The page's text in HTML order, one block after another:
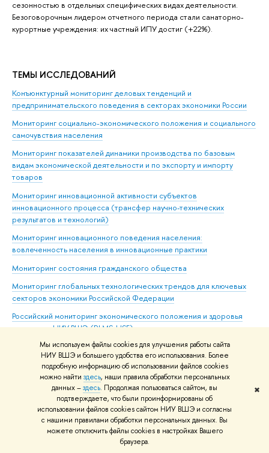
Мы используем файлы cookies для улучшения работы сайта
НИУ ВШЭ и большего удобства его использования. Более
подробную информацию об использовании файлов cookies
можно найти здесь, наши правила обработки персональных
данных –здесь. Продолжая пользоваться сайтом, вы
подтверждаете, что были проинформированы об
использовании файлов cookies сайтом НИУ ВШЭ и согласны
с нашими правилами обработки персональных данных. Вы
можете отключить файлы cookies в настройках Вашего
браузера.
✖
сезонностью в отдельных специфических видах деятельности.
Безоговорочным лидером отчетного периода стали санаторно-
курортные учреждения: их частный ИПУ достиг (+22%).
ТЕМЫ ИССЛЕДОВАНИЙ
Конъюнктурный мониторинг деловых тенденций и
предпринимательского поведения в секторах экономики России
Мониторинг социально-экономического положения и социального
самочувствия населения
Мониторинг показателей динамики производства по базовым
видам экономической деятельности и по экспорту и импорту
товаров
Мониторинг инновационной активности субъектов
инновационного процесса (трансфер научно-технических
результатов и технологий)
Мониторинг инновационного поведения населения:
вовлеченность населения в инновационные практики
Мониторинг состояния гражданского общества
Мониторинг глобальных технологических трендов для ключевых
секторов экономики Российской Федерации
Российский мониторинг экономического положения и здоровья
населения НИУ ВШЭ (RLMS-HSE)
Мониторинг научных кадров высшей квалификации: международная
мобильность и научная продуктивность ученых
Мониторинг экономики образования
Мониторинг состояния и динамики сектора интеллектуальных
услуг в России
Мониторинг траекторий в образовании и профессии
Мониторинг качества приема в вузы